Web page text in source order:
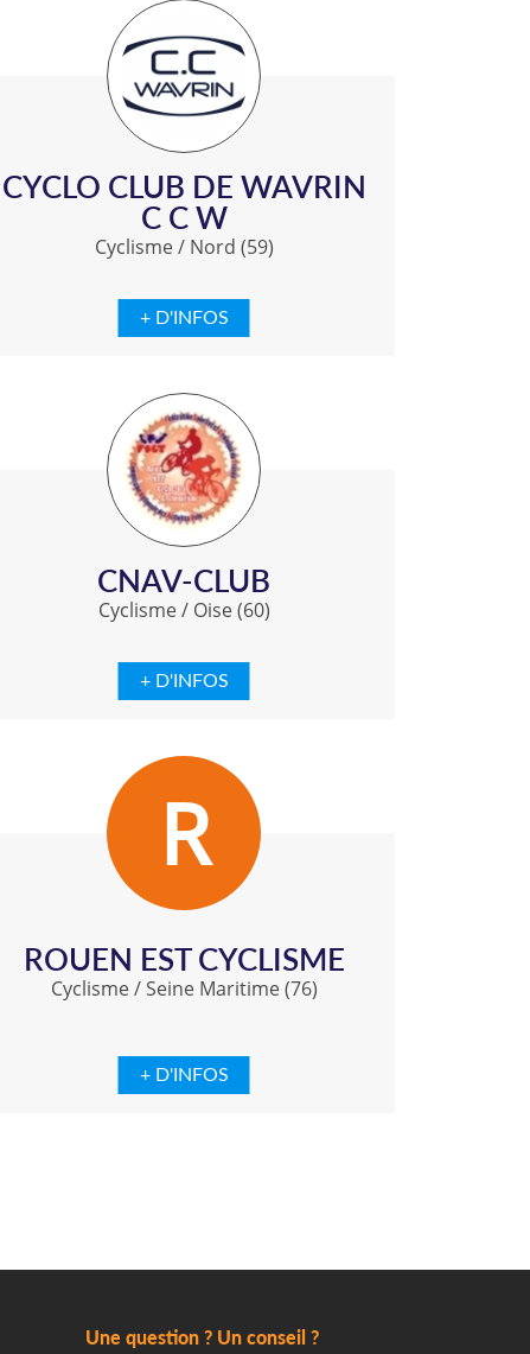
CYCLO CLUB DE WAVRIN
C C W
Cyclisme/ Nord (59)
+ D'INFOS
CNAV-CLUB
Cyclisme/ Oise (60)
+ D'INFOS
R
ROUEN EST CYCLISME
Cyclisme/Seine Maritime (76)
+ D'INFOS
Une question ? Un conseil ?